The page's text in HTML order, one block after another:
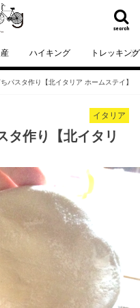
search
ハイキング トレッキング
パスタ作り【北イタリア ホームステイ】
イタリア
タ作り【北イタリ